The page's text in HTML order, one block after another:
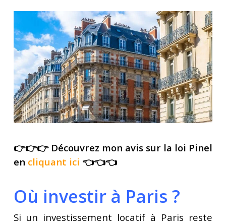
👉👉👉 Découvrez mon avis sur la loi Pinel
en cliquant ici 👈👈👈
Où investir à Paris ?
Si un investissement locatif à Paris reste